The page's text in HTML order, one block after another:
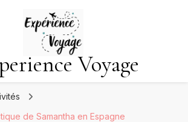
Voyage
de Samantha en Espagne